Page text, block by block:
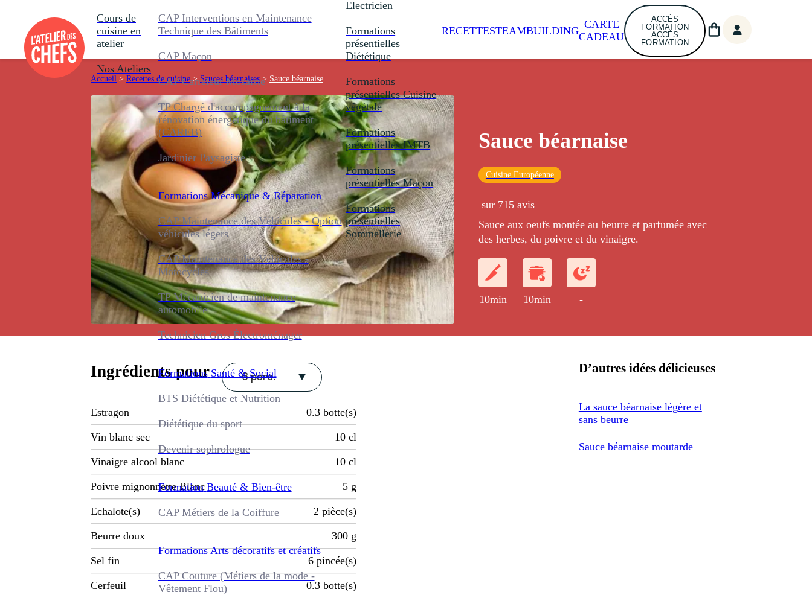
Cours de
cuisine en
atelier
Nos Ateliers
CAP Interventions en Maintenance
Technique des Bâtiments
CAP Maçon
CAP Carreleur Mosaïste
TP Chargé d'accompagnement à la
rénovation énergétique du bâtiment
(CAREB)
Jardinier Paysagiste
Formations Mécanique & Réparation
CAP Maintenance des Véhicules - Option
véhicules légers
CAP Maintenance des Véhicules -
Motocycles
TP Mécanicien de maintenance
automobile
Technicien Gros Électroménager
Formations Santé & Social
BTS Diététique et Nutrition
Diététique du sport
Devenir sophrologue
Formation Beauté & Bien-être
CAP Métiers de la Coiffure
Formations Arts décoratifs et créatifs
CAP Couture (Métiers de la mode -
Vêtement Flou)
Electricien
Formations
présentielles
Diététique
Formations
présentielles Cuisine
végétale
Formations
présentielles IMTB
Formations
présentielles Maçon
Formations
présentielles
Sommellerie
RECETTESTEAMBUILDING
CARTE
CADEAU
ACCÈS
FORMATION
ACCÈS
FORMATION
Accueil > Recettes de cuisine > Sauces béarnaises > Sauce béarnaise
Sauce béarnaise
Cuisine Européenne
sur 715 avis
Sauce aux oeufs montée au beurre et parfumée avec
des herbes, du poivre et du vinaigre.
10min 10min -
Ingrédients pour 6 pers.
Estragon 0.3 botte(s)
Vin blanc sec 10 cl
Vinaigre alcool blanc 10 cl
Poivre mignonnette Blanc 5 g
Echalote(s) 2 pièce(s)
Beurre doux 300 g
Sel fin 6 pincée(s)
Cerfeuil 0.3 botte(s)
D’autres idées délicieuses
La sauce béarnaise légère et
sans beurre
Sauce béarnaise moutarde